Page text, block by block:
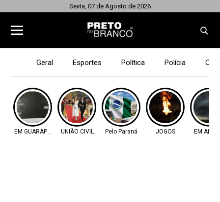
Sexta, 07 de Agosto de 2026
Geral Esportes Política Polícia
EM GUARAPUAVAUNIÃO CIVIL Pelo Paraná JOGOS EM